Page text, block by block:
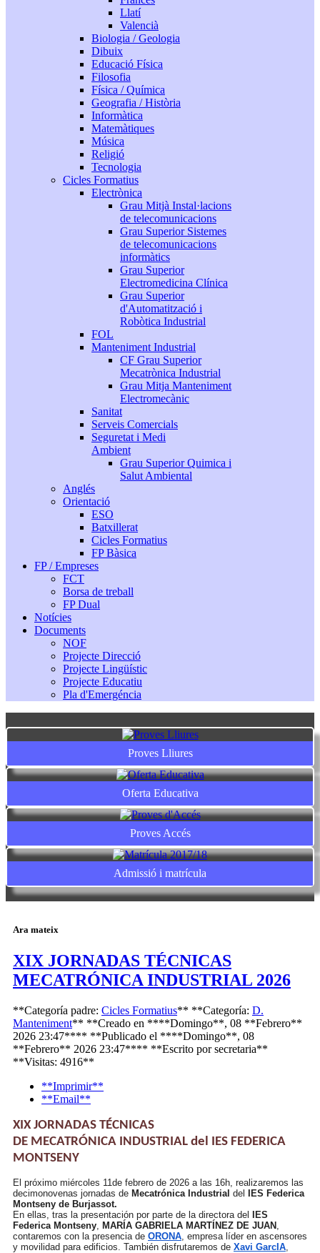
Llatí
Valencià
Biologia / Geologia
Dibuix
Educació Física
Filosofia
Física / Química
Geografia / Història
Informàtica
Matemàtiques
Música
Religió
Tecnologia
Cicles Formatius
Electrònica
Grau Mitjà Instal·lacions
de telecomunicacions
Grau Superior Sistemes
de telecomunicacions
informàtics
Grau Superior
Electromedicina Clínica
Grau Superior
d'Automatització i
Robòtica Industrial
FOL
Manteniment Industrial
CF Grau Superior
Mecatrònica Industrial
Grau Mitja Manteniment
Electromecànic
Sanitat
Serveis Comercials
Seguretat i Medi
Ambient
Grau Superior Quimica i
Salut Ambiental
Anglés
Orientació
ESO
Batxillerat
Cicles Formatius
FP Bàsica
FP / Empreses
FCT
Borsa de treball
FP Dual
Notícies
Documents
NOF
Projecte Direcció
Projecte Lingüístic
Projecte Educatiu
Pla d'Emergéncia
Proves Lliures
Oferta Educativa
Proves Accés
Admissió i matrícula
Ara mateix
XIX JORNADAS TÉCNICAS
MECATRÓNICA INDUSTRIAL 2026
**Categoría padre: Cicles Formatius** **Categoría: D.
Manteniment** **Creado en ****Domingo**, 08 **Febrero**
2026 23:47**** **Publicado el ****Domingo**, 08
**Febrero** 2026 23:47**** **Escrito porsecretaria**
**Visitas: 4916**
**Imprimir**
**Email**
XIX JORNADAS TÉCNICAS
DE MECATRÓNICA INDUSTRIAL del IES FEDERICA
MONTSENY
El próximo miércoles 11de febrero de 2026 a las 16h, realizaremos las
decimonovenas jornadas de Mecatrónica Industrial del
IES Federica
Montseny de Burjassot.
En ellas, tras la presentación por parte de la directora del
IES
Federica Montseny, MARÍA GABRIELA MARTÍNEZ DE JUAN ,
contaremos con la presencia de ORONA, empresa líder en ascensores
y movilidad para edificios. También disfrutaremos de Xavi GarcIA,